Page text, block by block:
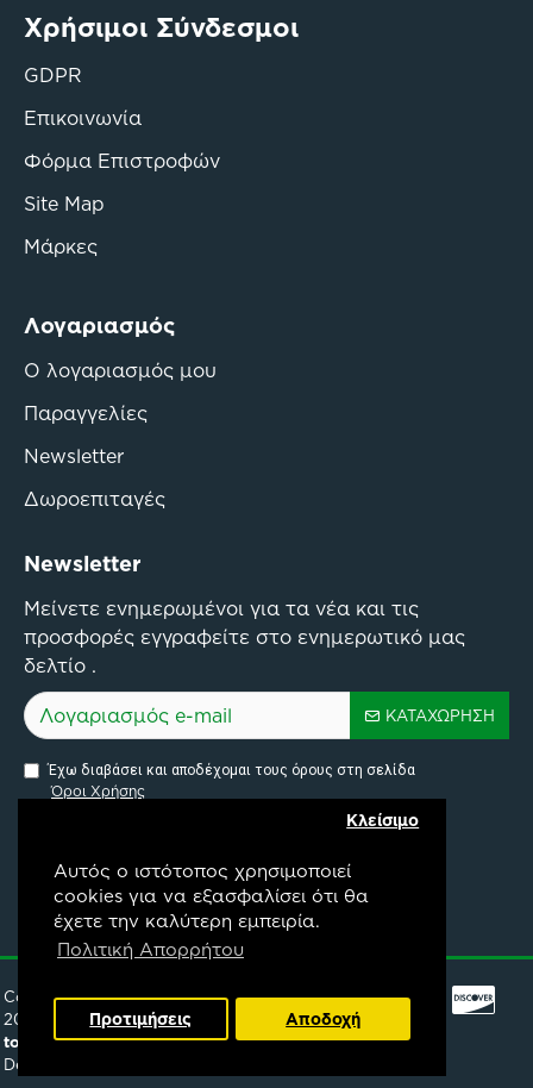
Αυτός ο ιστότοπος χρησιμοποιεί
cookies για να εξασφαλίσει ότι θα
έχετε την καλύτερη εμπειρία.
Πολιτική Απορρήτου
Κλείσιμο
Προτιμήσεις Αποδοχή
Χρήσιμοι Σύνδεσμοι
GDPR
Επικοινωνία
Φόρμα Επιστροφών
Site Map
Μάρκες
Λογαριασμός
Ο λογαριασμός μου
Παραγγελίες
Newsletter
Δωροεπιταγές
Newsletter
Μείνετε ενημερωμένοι για τα νέα και τις
προσφορές εγγραφείτε στο ενημερωτικό μας
δελτίο .
ΚΑΤΑΧΏΡΗΣΗ
Έχω διαβάσει και αποδέχομαι τους όρους στη σελίδα
Όροι Χρήσης
Pylon Api Connectivity Project
Copyright ©
2025,
topongeuseis.gr.
Developed by
mpountouris.grFILTER PRODUCTS